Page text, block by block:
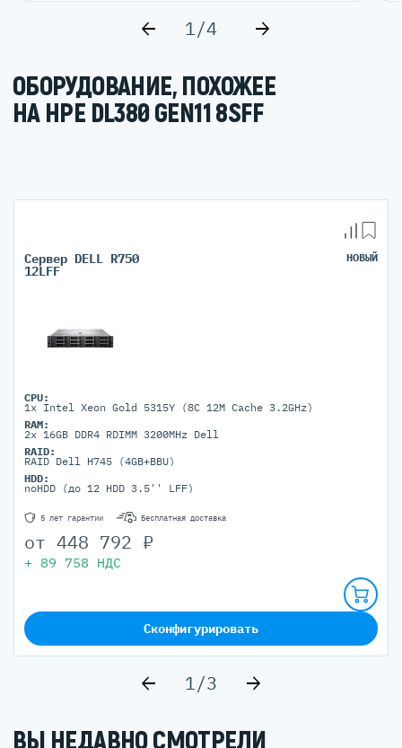
1/4
ОБОРУДОВАНИЕ, ПОХОЖЕЕ
НА HPE DL380 GEN11 8SFF
Сервер DELL R750
12LFF
НОВЫЙ
CPU:
1x Intel Xeon Gold 5315Y (8C 12M Cache 3.2GHz)
RAM:
2x 16GB DDR4 RDIMM 3200MHz Dell
RAID:
RAID Dell H745 (4GB+BBU)
HDD:
noHDD (до 12 HDD 3.5'' LFF)
5 лет гарантии Бесплатная доставка
от 448 792 ₽
+ 89 758 НДС
Сконфигурировать
1/3